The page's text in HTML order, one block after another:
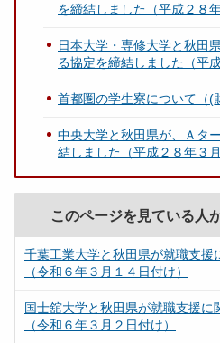
を締結しました（平成２８
日本大学・専修大学と秋田
る協定を締結しました（平
首都圏の学生寮について（(
中央大学と秋田県が、Ａタ
結しました（平成２８年３
このページを見ている人
千葉工業大学と秋田県が就職支援
（令和６年３月１４日付け）
国士舘大学と秋田県が就職支援に
（令和６年３月２日付け）